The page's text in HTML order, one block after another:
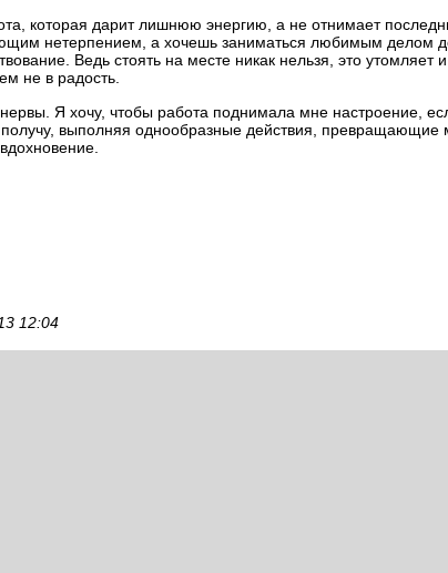
которая дарит лишнюю энергию, а не отнимает
нетерпением, а хочешь заниматься любимым делом
Ведь стоять на месте никак нельзя, это
не в радость.
Я хочу, чтобы работа поднимала мне настроение,
получу, выполняя однообразные действия,
12:04